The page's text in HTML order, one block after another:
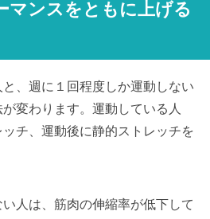
マンスをともに上げる
、週に１回程度しか運動しない
変わります。運動している人
チ、運動後に静的ストレッチを
人は、筋肉の伸縮率が低下して